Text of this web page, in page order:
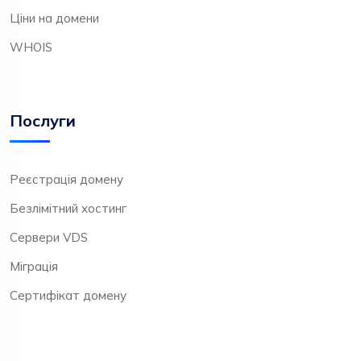
Ціни на домени
WHOIS
Послуги
Реєстрація домену
Безлімітний хостинг
Сервери VDS
Міграція
Сертифікат домену